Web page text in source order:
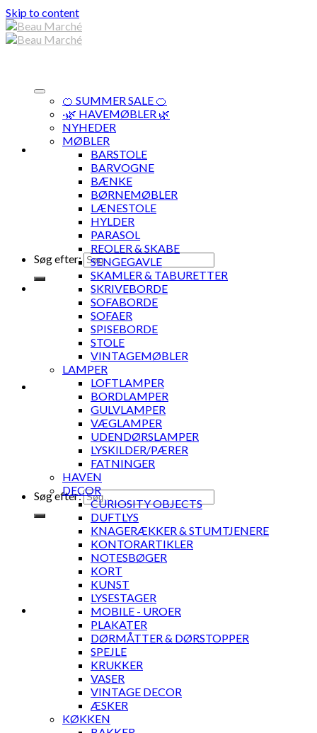
Skip to content
Søg efter:
Søg efter:
🍊 SUMMER SALE 🍊
·🌿 HAVEMØBLER 🌿
NYHEDER
MØBLER
BARSTOLE
BARVOGNE
BÆNKE
BØRNEMØBLER
LÆNESTOLE
HYLDER
PARASOL
REOLER & SKABE
SENGEGAVLE
SKAMLER & TABURETTER
SKRIVEBORDE
SOFABORDE
SOFAER
SPISEBORDE
STOLE
VINTAGEMØBLER
LAMPER
LOFTLAMPER
BORDLAMPER
GULVLAMPER
VÆGLAMPER
UDENDØRSLAMPER
LYSKILDER/PÆRER
FATNINGER
HAVEN
DECOR
CURIOSITY OBJECTS
DUFTLYS
KNAGERÆKKER & STUMTJENERE
KONTORARTIKLER
NOTESBØGER
KORT
KUNST
LYSESTAGER
MOBILE - UROER
PLAKATER
DØRMÅTTER & DØRSTOPPER
SPEJLE
KRUKKER
VASER
VINTAGE DECOR
ÆSKER
KØKKEN